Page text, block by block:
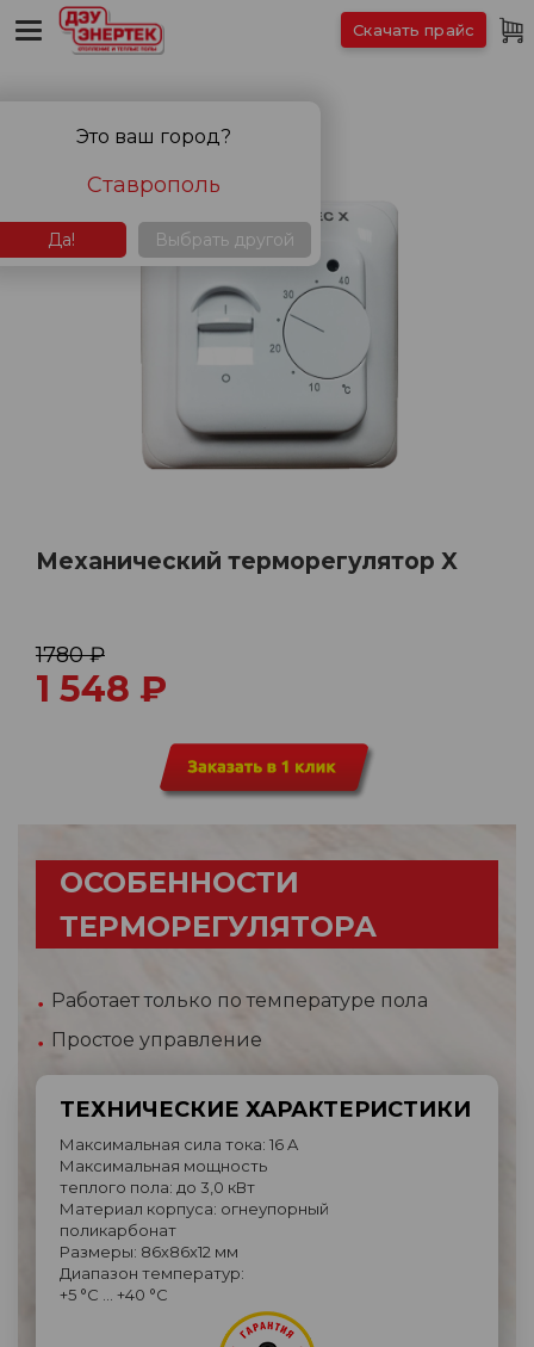
Механический терморегулятор X
1780 ₽
1 548 ₽
ОСОБЕННОСТИ
ТЕРМОРЕГУЛЯТОРА
Работает только по температуре пола
Простое управление
ТЕХНИЧЕСКИЕ ХАРАКТЕРИСТИКИ
Максимальная сила тока: 16 A
Максимальная мощность
теплого пола: до 3,0 кВт
Материал корпуса: огнеупорный
поликарбонат
Размеры: 86х86х12 мм
Диапазон температур:
+5 °C … +40 °C
Скачать прайс
Это ваш город?
Ставрополь
Да! Выбрать другой